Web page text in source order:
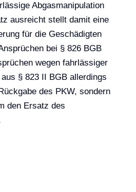
Abgasmanipulation
ausreicht stellt damit eine
für die Geschädigten
bei § 826 BGB
wegen fahrlässiger
§ 823 II BGB allerdings
des PKW, sondern
den Ersatz des